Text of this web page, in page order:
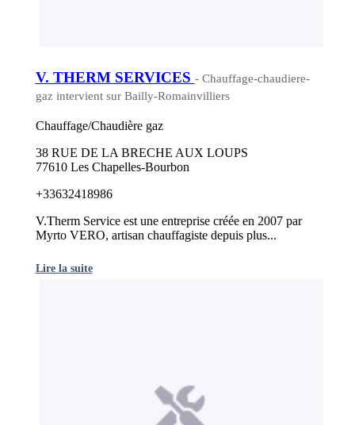
V. THERM SERVICES - Chauffage-chaudiere-
gaz intervient sur Bailly-Romainvilliers
Chauffage/Chaudière gaz
38 RUE DE LA BRECHE AUX LOUPS
77610 Les Chapelles-Bourbon
+33632418986
V.Therm Service est une entreprise créée en 2007 par
Myrto VERO, artisan chauffagiste depuis plus...
Lire la suite